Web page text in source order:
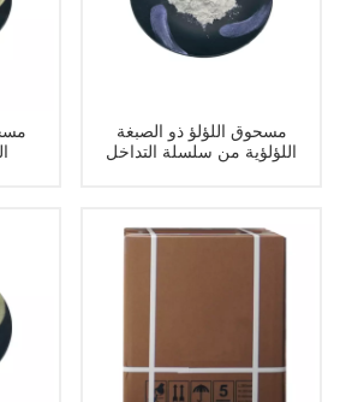
مسحوق اللؤلؤ ذو الصبغة
اللؤلؤية من سلسلة التداخل